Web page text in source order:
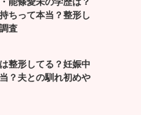
ちって本当？整形し
査
整形してる？妊娠中
？夫との馴れ初めや